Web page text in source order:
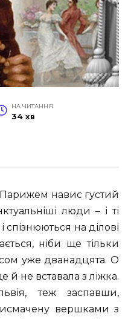
НА ЧИТАННЯ
34 хв
навис густий
люди – і ті
на ділові
ніби ще тільки
уже дванадцята. О
й не вставала з ліжка.
теж заспавши,
вершками з